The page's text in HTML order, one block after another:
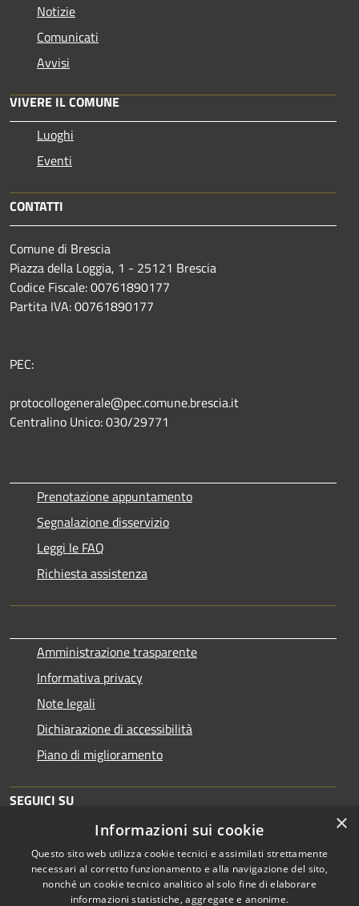
Notizie
Comunicati
Avvisi
VIVERE IL COMUNE
Luoghi
Eventi
CONTATTI
Comune di Brescia
Piazza della Loggia, 1 - 25121 Brescia
Codice Fiscale: 00761890177
Partita IVA: 00761890177
PEC:
protocollogenerale@pec.comune.brescia.it
Centralino Unico: 030/29771
Prenotazione appuntamento
Segnalazione disservizio
Leggi le FAQ
Richiesta assistenza
Amministrazione trasparente
Informativa privacy
Note legali
Dichiarazione di accessibilità
Piano di miglioramento
SEGUICI SU
×
Informazioni sui cookie
Questo sito web utilizza cookie tecnici e assimilati strettamente
necessari al corretto funzionamento e alla navigazione del sito,
nonché un cookie tecnico analitico al solo fine di elaborare
informazioni statistiche, aggregate e anonime.